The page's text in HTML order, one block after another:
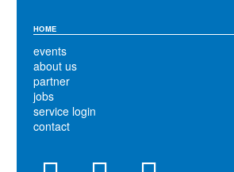
HOME
events
about us
partner
jobs
service login
contact